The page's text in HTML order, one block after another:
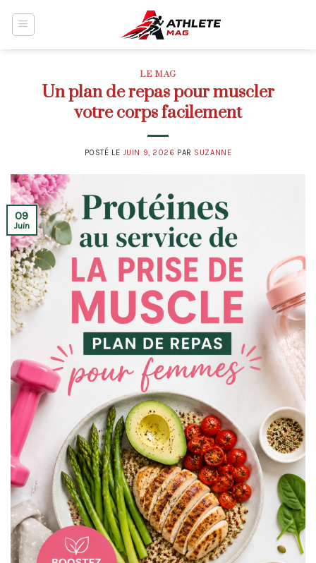
LE MAG
Un plan de repas pour muscler
votre corps facilement
POSTÉ LE JUIN 9, 2026 PAR SUZANNE
09
Juin